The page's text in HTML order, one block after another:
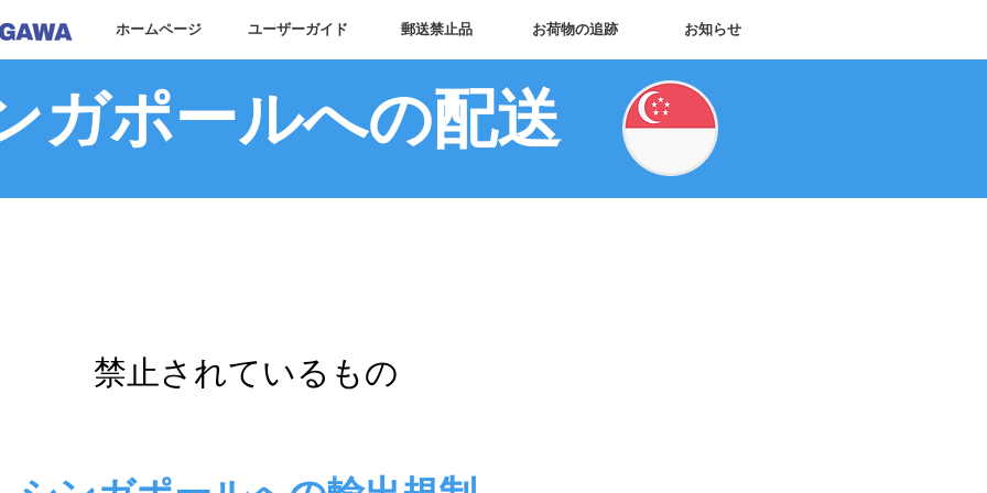
ホームページ ユーザーガイド 郵送禁止品 お荷物の追跡 お知らせ
ガポールへの配送
禁止されているもの